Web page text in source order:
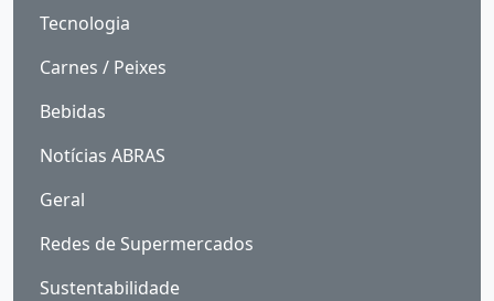
Tecnologia
Carnes / Peixes
Bebidas
Notícias ABRAS
Geral
Redes de Supermercados
Sustentabilidade